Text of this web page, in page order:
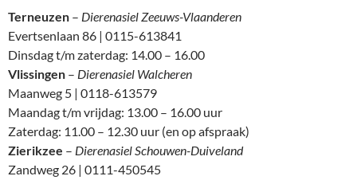
Terneuzen – Dierenasiel Zeeuws-Vlaanderen
Evertsenlaan 86 | 0115-613841
Dinsdag t/m zaterdag: 14.00 – 16.00
Vlissingen – Dierenasiel Walcheren
Maanweg 5 | 0118-613579
Maandag t/m vrijdag: 13.00 – 16.00 uur
Zaterdag: 11.00 – 12.30 uur (en op afspraak)
Zierikzee – Dierenasiel Schouwen-Duiveland
Zandweg 26 | 0111-450545